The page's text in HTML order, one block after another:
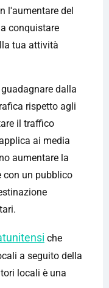
l'aumentare del
conquistare
tua attività
dalla
rispetto agli
il traffico
ai media
aumentare la
con un pubblico
che
a seguito della
locali è una